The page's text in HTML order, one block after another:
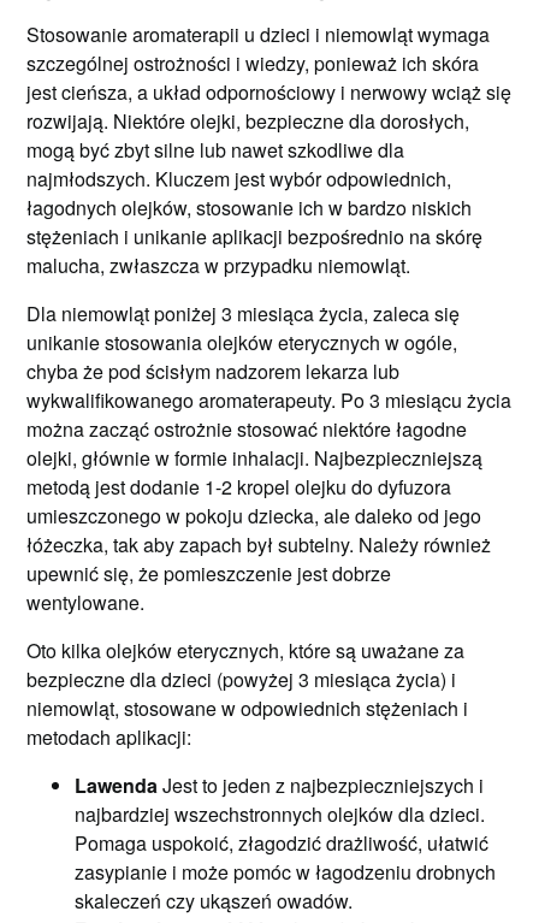
Stosowanie aromaterapii u dzieci i niemowląt wymaga
szczególnej ostrożności i wiedzy, ponieważ ich skóra
jest cieńsza, a układ odpornościowy i nerwowy wciąż się
rozwijają. Niektóre olejki, bezpieczne dla dorosłych,
mogą być zbyt silne lub nawet szkodliwe dla
najmłodszych. Kluczem jest wybór odpowiednich,
łagodnych olejków, stosowanie ich w bardzo niskich
stężeniach i unikanie aplikacji bezpośrednio na skórę
malucha, zwłaszcza w przypadku niemowląt.
Dla niemowląt poniżej 3 miesiąca życia, zaleca się
unikanie stosowania olejków eterycznych w ogóle,
chyba że pod ścisłym nadzorem lekarza lub
wykwalifikowanego aromaterapeuty. Po 3 miesiącu życia
można zacząć ostrożnie stosować niektóre łagodne
olejki, głównie w formie inhalacji. Najbezpieczniejszą
metodą jest dodanie 1-2 kropel olejku do dyfuzora
umieszczonego w pokoju dziecka, ale daleko od jego
łóżeczka, tak aby zapach był subtelny. Należy również
upewnić się, że pomieszczenie jest dobrze
wentylowane.
Oto kilka olejków eterycznych, które są uważane za
bezpieczne dla dzieci (powyżej 3 miesiąca życia) i
niemowląt, stosowane w odpowiednich stężeniach i
metodach aplikacji:
LawendaJest to jeden z najbezpieczniejszych i
najbardziej wszechstronnych olejków dla dzieci.
Pomaga uspokoić, złagodzić drażliwość, ułatwić
zasypianie i może pomóc w łagodzeniu drobnych
skaleczeń czy ukąszeń owadów.